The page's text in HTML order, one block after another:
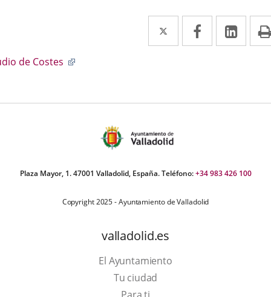
Twitter
Enlace
a
externa.
Facebook
Enlace
a
externa.
a
de Costes
aplicación
Plaza Mayor, 1. 47001 Valladolid, España. Teléfono:+34 983 426 100
Copyright 2025 - Ayuntamiento de Valladolid
valladolid.es
El Ayuntamiento
Tu ciudad